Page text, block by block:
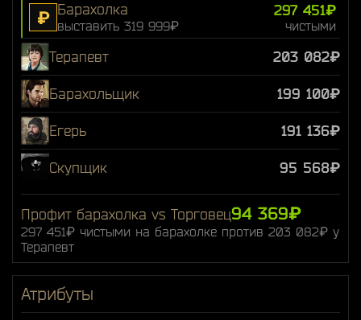
₽ Барахолка
выставить 319 999₽
297 451₽
чистыми
Терапевт 203 082₽
Барахольщик 199 100₽
Егерь 191 136₽
Скупщик 95 568₽
Профит барахолка vs Торговец94 369₽
297 451₽ чистыми на барахолке против 203 082₽ у
Терапевт
Атрибуты